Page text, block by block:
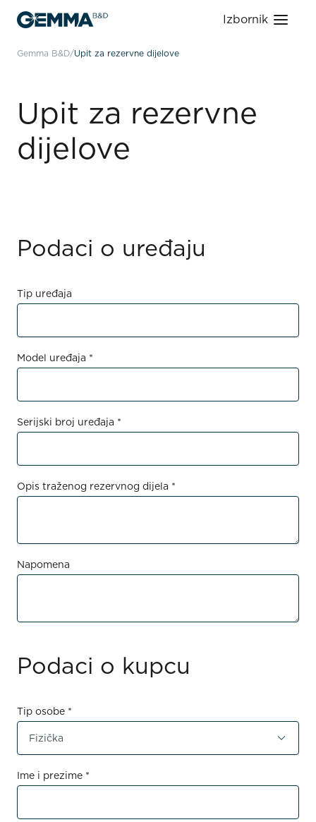
Izbornik
Gemma B&D Upit za rezervne dijelove
Upit za rezervne
dijelove
Podaci o uređaju
Tip uređaja
Model uređaja *
Serijski broj uređaja *
Opis traženog rezervnog dijela *
Napomena
Podaci o kupcu
Tip osobe *
Ime i prezime *